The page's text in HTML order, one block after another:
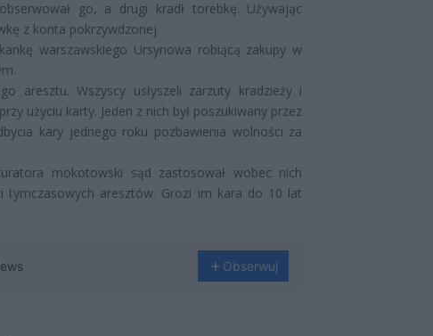
go, a drugi kradł torebkę. Używając
z konta pokrzywdzonej.
warszawskiego Ursynowa robiącą zakupy w
aresztu. Wszyscy usłyszeli zarzuty kradzieży i
użyciu karty. Jeden z nich był poszukiwany przez
kary jednego roku pozbawienia wolności za
mokotowski sąd zastosował wobec nich
tymczasowych aresztów. Grozi im kara do 10 lat
Obserwuj